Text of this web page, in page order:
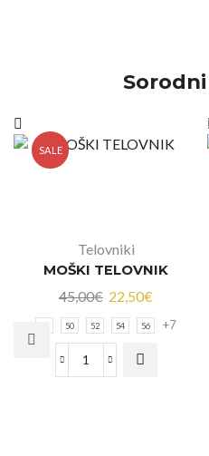
SALE
Telovniki
MOŠKI TELOVNIK
45,00€ 22,50€
50 52 54 56 +7